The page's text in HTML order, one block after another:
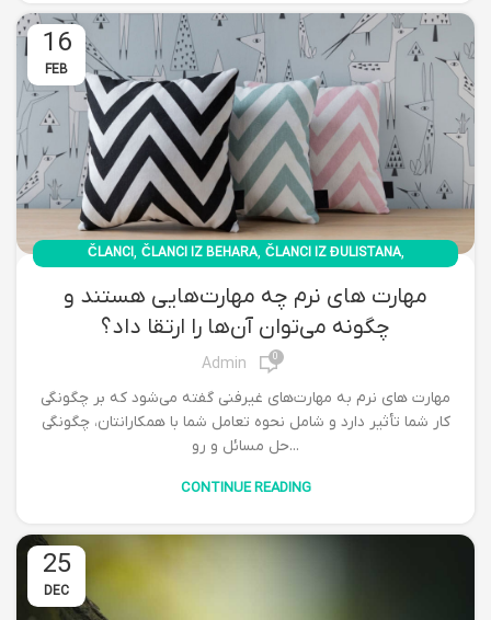
16
FEB
ČLANCI, ČLANCI IZ BEHARA, ČLANCI IZ ĐULISTANA,
مهارت های نرم چه مهارت‌هایی هستند و
چگونه می‌توان آن‌ها را ارتقا داد؟
Admin 0
مهارت های نرم به مهارت‌های غیرفنی گفته می‌شود که بر چگونگی
کار شما تأثیر دارد و شامل نحوه تعامل شما با همکارانتان، چگونگی
حل مسائل و رو...
CONTINUE READING
25
DEC